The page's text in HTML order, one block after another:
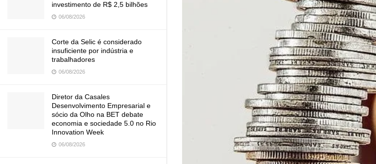
investimento de R$ 2,5 bilhões
06/08/2026
Corte da Selic é considerado
insuficiente por indústria e
trabalhadores
06/08/2026
Diretor da Casales
Desenvolvimento Empresarial e
sócio da Olho na BET debate
economia e sociedade 5.0 no Rio
Innovation Week
06/08/2026